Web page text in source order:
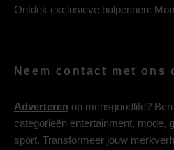
Ontdek exclusieve balpennen:
Neem contact met ons
Adverteren op mensgoodlife?
categorieën entertainment, mode,
sport. Transformeer jouw